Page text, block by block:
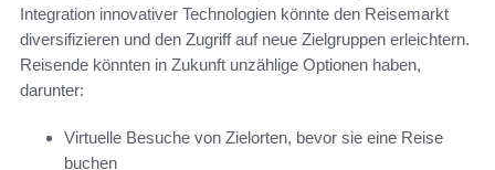
Integration innovativer Technologien könnte den Reisemarkt
diversifizieren und den Zugriff auf neue Zielgruppen erleichtern.
Reisende könnten in Zukunft unzählige Optionen haben,
darunter:
Virtuelle Besuche von Zielorten, bevor sie eine Reise
buchen